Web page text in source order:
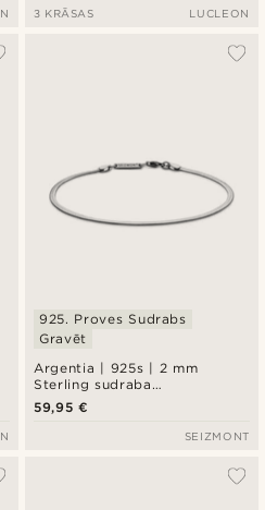
3 KRĀSAS LUCLEON
Argentia | 925s | 2 mm
Sterling sudraba
rokassprādze ar rodija
pārklājumu, skujiņas pinums
925. Proves Sudrabs
Gravēt
59,95 €
SEIZMONT